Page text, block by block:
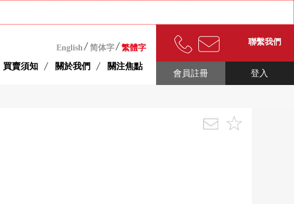
English 简体字 繁體字
買賣須知 關於我們 關注焦點
聯繫我們
登入
會員註冊